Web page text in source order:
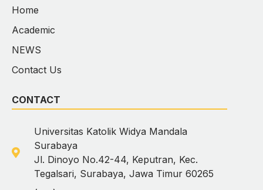
Home
Academic
NEWS
Contact Us
CONTACT
Universitas Katolik Widya Mandala
Surabaya
Jl. Dinoyo No.42-44, Keputran, Kec.
Tegalsari, Surabaya, Jawa Timur 60265